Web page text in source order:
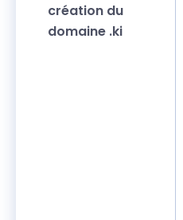
création du
domaine .ki